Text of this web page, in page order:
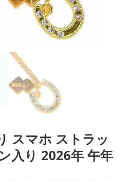
スマホ ストラッ
入り 2026年 午年